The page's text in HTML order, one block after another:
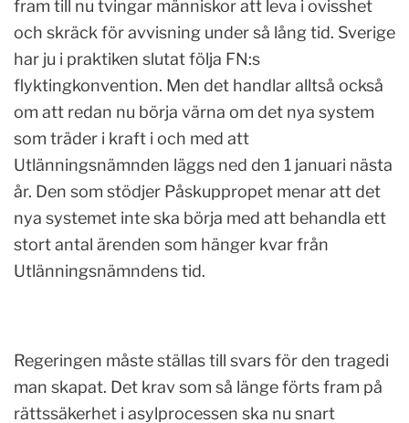
fram till nu tvingar människor att leva i ovisshet
och skräck för avvisning under så lång tid. Sverige
har ju i praktiken slutat följa FN:s
flyktingkonvention. Men det handlar alltså också
om att redan nu börja värna om det nya system
som träder i kraft i och med att
Utlänningsnämnden läggs ned den 1 januari nästa
år. Den som stödjer Påskuppropet menar att det
nya systemet inte ska börja med att behandla ett
stort antal ärenden som hänger kvar från
Utlänningsnämndens tid.
Regeringen måste ställas till svars för den tragedi
man skapat. Det krav som så länge förts fram på
rättssäkerhet i asylprocessen ska nu snart